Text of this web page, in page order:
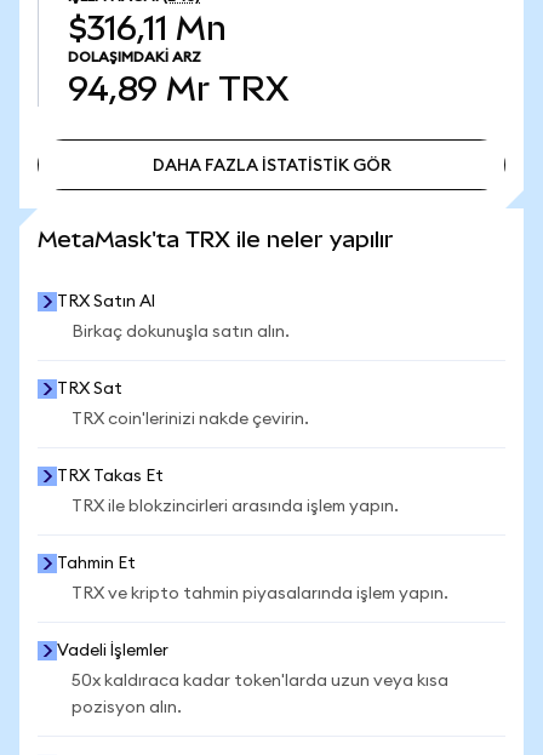
$316,11 Mn
DOLAŞIMDAKI ARZ
94,89 Mr TRX
DAHA FAZLA İSTATİSTİK GÖR
MetaMask'ta TRX ile neler yapılır
TRX Satın Al
Birkaç dokunuşla satın alın.
TRX Sat
TRX coin'lerinizi nakde çevirin.
TRX Takas Et
TRX ile blokzincirleri arasında işlem yapın.
Tahmin Et
TRX ve kripto tahmin piyasalarında işlem yapın.
Vadeli İşlemler
50x kaldıraca kadar token'larda uzun veya kısa
pozisyon alın.